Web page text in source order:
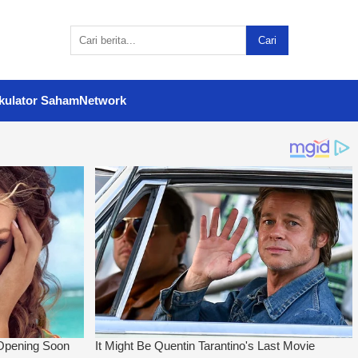
Cari
SahamNetwork